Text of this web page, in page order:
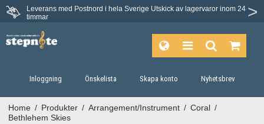
Leverans med Postnord i hela Sverige Utskick av lagervaror inom 24
timmar
Du har 30 dagars ångerrätt.
Inloggning Önskelista Skapa konto Nyhetsbrev
Home / Produkter / Arrangement/Instrument / Coral /
Bethlehem Skies